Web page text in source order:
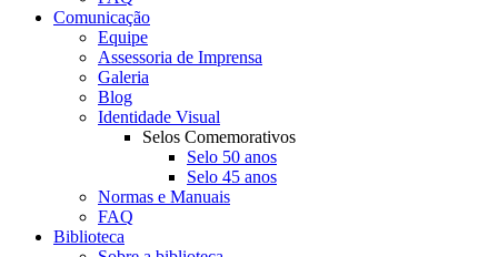
Comunicação
Equipe
Assessoria de Imprensa
Galeria
Blog
Identidade Visual
Selos Comemorativos
Selo 50 anos
Selo 45 anos
Normas e Manuais
FAQ
Biblioteca